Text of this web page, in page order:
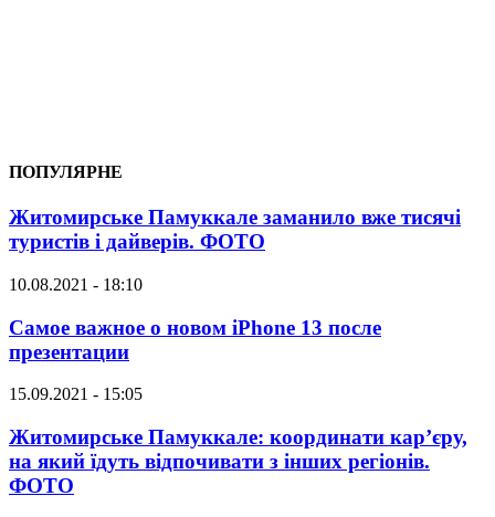
ПОПУЛЯРНЕ
Житомирське Памуккале заманило вже тисячі
туристів і дайверів. ФОТО
10.08.2021 - 18:10
Самое важное о новом iPhone 13 после
презентации
15.09.2021 - 15:05
Житомирське Памуккале: координати кар’єру,
на який їдуть відпочивати з інших регіонів.
ФОТО